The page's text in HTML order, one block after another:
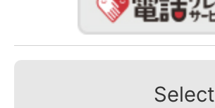
Select